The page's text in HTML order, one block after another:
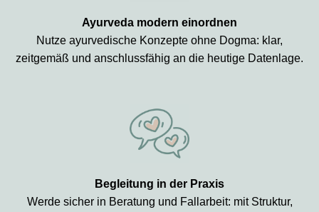
Ayurveda modern einordnen
Nutze ayurvedische Konzepte ohne Dogma: klar,
zeitgemäß und anschlussfähig an die heutige Datenlage.
Begleitung in der Praxis
Werde sicher in Beratung und Fallarbeit: mit Struktur,